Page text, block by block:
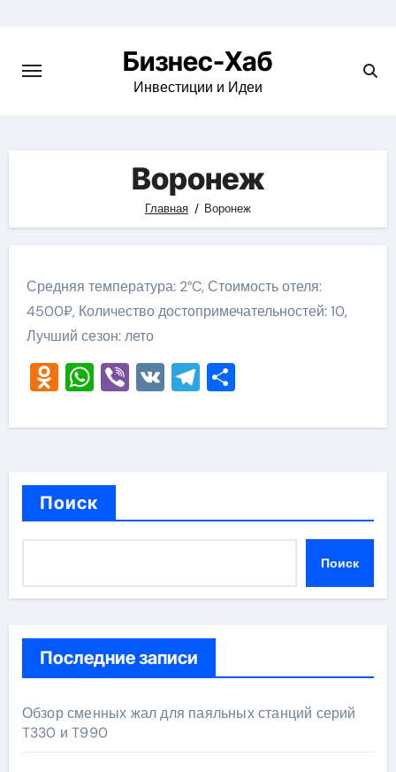
content
Бизнес-Хаб
Инвестиции и Идеи
Воронеж
Главная Воронеж
Средняя температура: 2°C, Стоимость отеля:
4500₽, Количество достопримечательностей: 10,
Лучший сезон: лето
Odnoklassniki
WhatsApp
Viber
VKTelegram
Отправить
Поиск
Поиск
Последние записи
Обзор сменных жал для паяльных станций серий
T330 и T990